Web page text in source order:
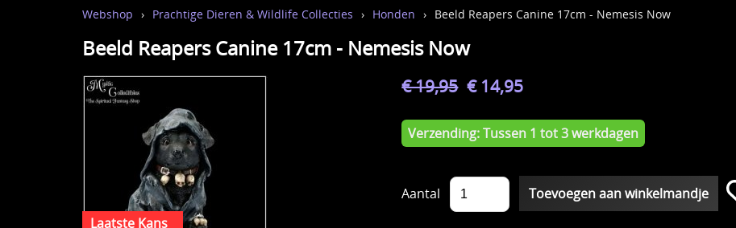
Webshop › Prachtige Dieren & Wildlife Collecties › Honden › Beeld Reapers Canine 17cm - Nemesis Now
Beeld Reapers Canine 17cm - Nemesis Now
€ 19,95 € 14,95
Verzending: Tussen 1 tot 3 werkdagen
Aantal